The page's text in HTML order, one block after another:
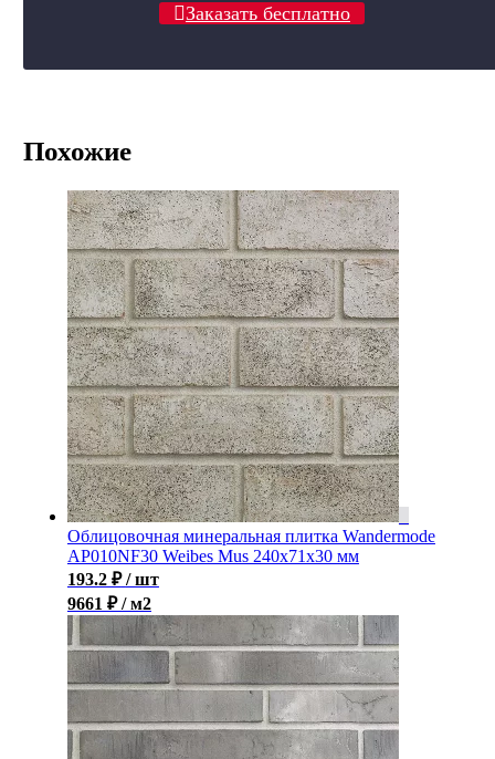
Заказать бесплатно
Похожие
Облицовочная минеральная плитка Wandermode
AP010NF30 Weibes Mus 240x71x30 мм
193.2 ₽ / шт
9661 ₽ / м2